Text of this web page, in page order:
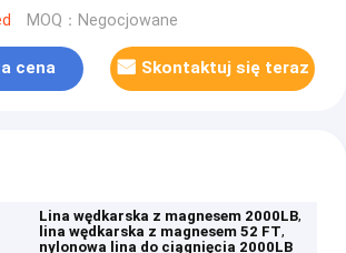
MOQ：Negocjowane
cena Skontaktuj się teraz
Lina wędkarska z magnesem 2000LB,
lina wędkarska z magnesem 52 FT,
nylonowa lina do ciągnięcia 2000LB